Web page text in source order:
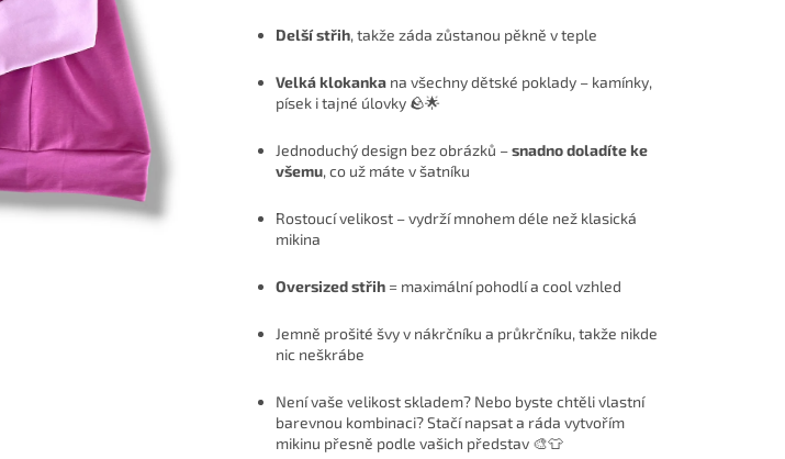
Delší střih, takže záda zůstanou pěkně v teple
Velká klokankana všechny dětské poklady – kamínky,
písek i tajné úlovky 🪨🌟
Jednoduchý design bez obrázků –snadno doladíte ke
všemu, co už máte v šatníku
Rostoucí velikost – vydrží mnohem déle než klasická
mikina
Oversized střih= maximální pohodlí a cool vzhled
Jemně prošité švy v nákrčníku a průkrčníku, takže nikde
nic neškrábe
Není vaše velikost skladem? Nebo byste chtěli vlastní
barevnou kombinaci? Stačí napsat a ráda vytvořím
mikinu přesně podle vašich představ 🎨👕